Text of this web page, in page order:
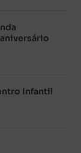
Infantil